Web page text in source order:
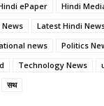
ePaper Hindi
Latest Hindi
news Politics
Technology News
सथ